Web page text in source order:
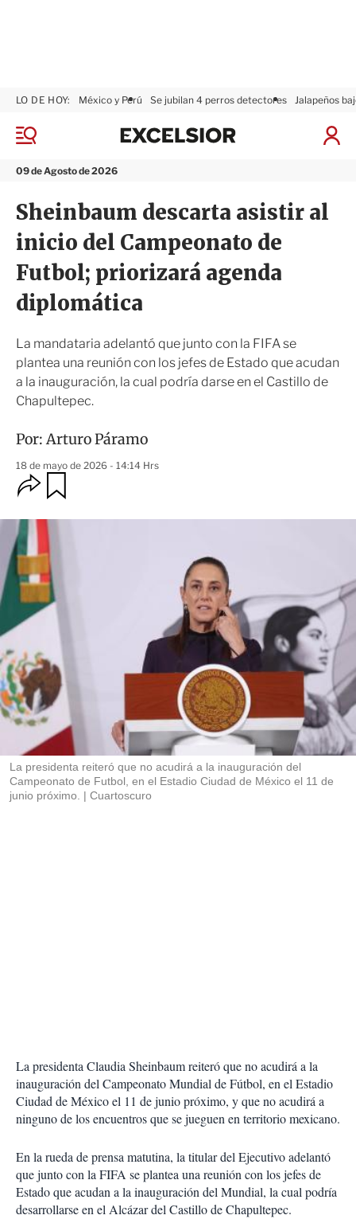
M
n
09 de Agosto de 2026
LO DE HOY: México y Perú Se jubilan 4 perros detectores Jalapeños
I
x
i
o
r
Sheinbaum descarta asistir al
inicio del Campeonato de
Futbol; priorizará agenda
diplomática
La mandataria adelantó que junto con la FIFA se
plantea una reunión con los jefes de Estado que acudan
a la inauguración, la cual podría darse en el Castillo de
Chapultepec.
Por:Arturo Páramo
18 de mayo de 2026 - 14:14 Hrs
O
p
i
o
n
e
s
d
e
m
p
a
r
t
i
r
La presidenta reiteró que no acudirá a la inauguración del
Campeonato de Futbol, en el Estadio Ciudad de México el 11 de
junio próximo.
Cuartoscuro
La presidenta Claudia Sheinbaum reiteró que no acudirá a la
inauguración del Campeonato Mundial de Fútbol, en el Estadio
Ciudad de México el 11 de junio próximo, y que no acudirá a
ninguno de los encuentros que se jueguen en territorio mexicano.
En la rueda de prensa matutina, la titular del Ejecutivo adelantó
que junto con la FIFA se plantea una reunión con los jefes de
Estado que acudan a la inauguración del Mundial, la cual podría
desarrollarse en el Alcázar del Castillo de Chapultepec.